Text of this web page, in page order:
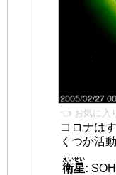
👈 お気に入
コロナは
くつか活
衛星
えいせい
: